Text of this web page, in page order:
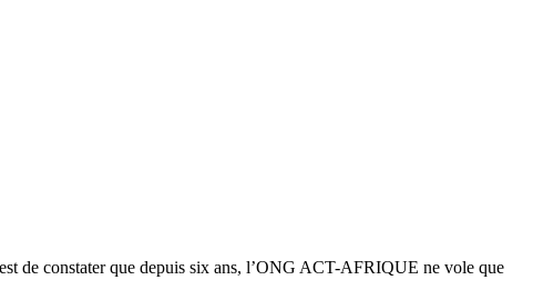
de constater que depuis six ans, l’ONG ACT-AFRIQUE ne vole que